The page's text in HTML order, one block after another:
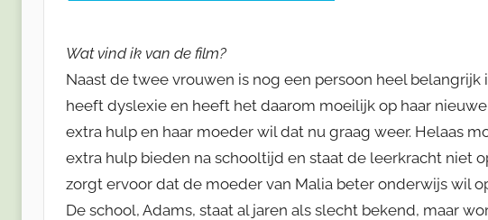
Wat vind ik van de film?
Naast de twee vrouwen is nog een persoon heel
heeft dyslexie en heeft het daarom moeilijk op haar
extra hulp en haar moeder wil dat nu graag weer. Helaas
extra hulp bieden na schooltijd en staat de leerkracht niet
zorgt ervoor dat de moeder van Malia beter onderwijs wil
De school, Adams, staat al jaren als slecht bekend, maar